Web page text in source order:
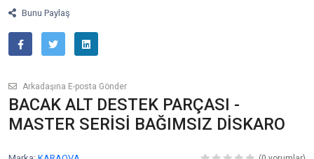
Bunu Paylaş
Arkadaşına E-posta Gönder
BACAK ALT DESTEK PARÇASI -
MASTER SERİSİ BAĞIMSIZ DİSKARO